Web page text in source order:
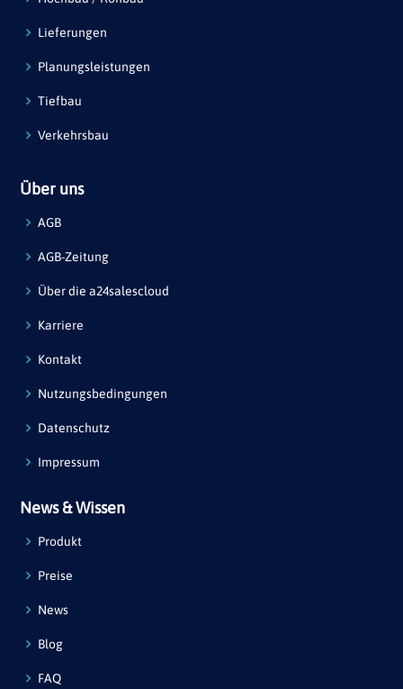
Lieferungen
Planungsleistungen
Tiefbau
Verkehrsbau
Über uns
AGB
AGB-Zeitung
Über die a24salescloud
Karriere
Kontakt
Nutzungsbedingungen
Datenschutz
Impressum
News & Wissen
Produkt
Preise
News
Blog
FAQ